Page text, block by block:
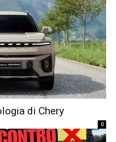
di Chery
0